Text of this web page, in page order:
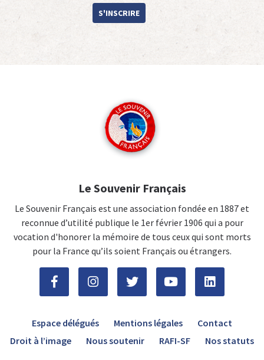
S'INSCRIRE
Le Souvenir Français
Le Souvenir Français est une association fondée en 1887 et
reconnue d’utilité publique le 1er février 1906 qui a pour
vocation d'honorer la mémoire de tous ceux qui sont morts
pour la France qu’ils soient Français ou étrangers.
Espace délégués Mentions légales
Contact
Droit à l’image
Nous soutenir RAFI-SF Nos statuts